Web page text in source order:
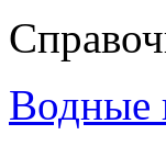
Водные